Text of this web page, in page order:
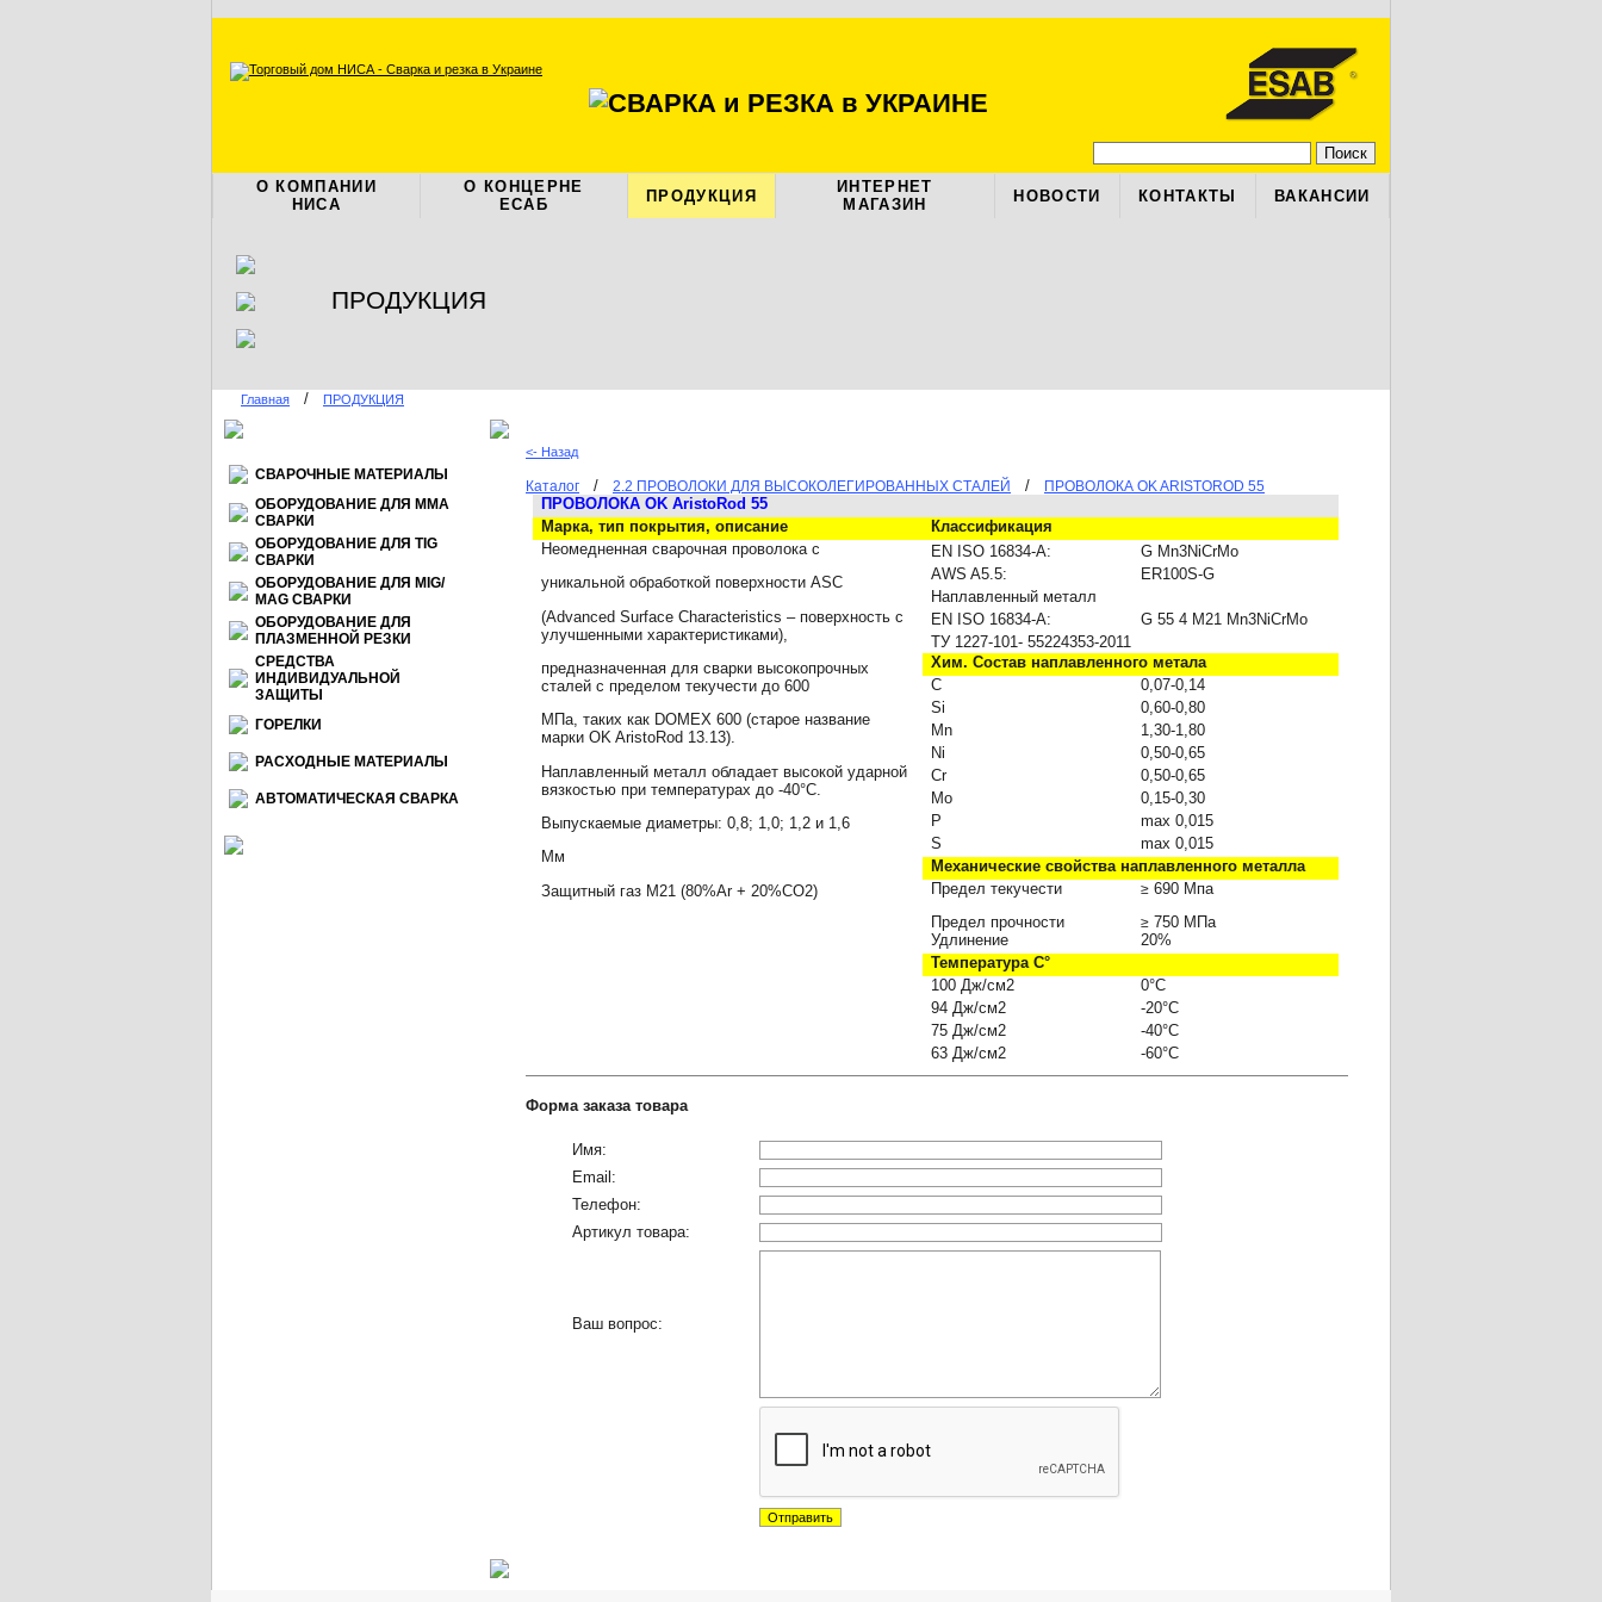
О КОМПАНИИ
НИСА
О КОНЦЕРНЕ
ЕСАБ
ПРОДУКЦИЯ
ИНТЕРНЕТ
МАГАЗИН
НОВОСТИ КОНТАКТЫ ВАКАНСИИ
ПРОДУКЦИЯ
Главная / ПРОДУКЦИЯ
СВАРОЧНЫЕ МАТЕРИАЛЫ
ОБОРУДОВАНИЕ ДЛЯ ММА
СВАРКИ
ОБОРУДОВАНИЕ ДЛЯ TIG
СВАРКИ
ОБОРУДОВАНИЕ ДЛЯ МIG/
МАG СВАРКИ
ОБОРУДОВАНИЕ ДЛЯ
ПЛАЗМЕННОЙ РЕЗКИ
СРЕДСТВА
ИНДИВИДУАЛЬНОЙ
ЗАЩИТЫ
ГОРЕЛКИ
РАСХОДНЫЕ МАТЕРИАЛЫ
АВТОМАТИЧЕСКАЯ СВАРКА
<- Назад
Каталог / 2.2 ПРОВОЛОКИ ДЛЯ ВЫСОКОЛЕГИРОВАННЫХ СТАЛЕЙ / ПРОВОЛОКА OK ARISTOROD 55
ПРОВОЛОКА OK AristoRod 55
Марка, тип покрытия, описание
Классификация
Неомедненная сварочная проволока с
уникальной обработкой поверхности ASC
(Advanced Surface Characteristics – поверхность с
улучшенными характеристиками),
предназначенная для сварки высокопрочных
сталей с пределом текучести до 600
МПа, таких как DOMEX 600 (старое название
марки OK AristoRod 13.13).
Наплавленный металл обладает высокой ударной
вязкостью при температурах до -40°С.
Выпускаемые диаметры: 0,8; 1,0; 1,2 и 1,6
Мм
Защитный газ M21 (80%Ar+ 20%CO2)
EN ISO 16834-A:
G Mn3NiCrMo
AWS A5.5:
ER100S-G
Наплавленный металл
EN ISO16834-A:
G 55 4 M21 Mn3NiCrMo
ТУ 1227-101- 55224353-2011
Хим. Состав наплавленного метала
С
0,07-0,14
Si
0,60-0,80
Mn
1,30-1,80
Ni
0,50-0,65
Cr
0,50-0,65
Mo
0,15-0,30
P
max 0,015
S
max 0,015
Механические свойства наплавленного металла
Предел текучести
Предел прочности
≥690Мпа
≥750МПа
Удлинение
20%
Температура С°
100Дж/см2
0°С
94 Дж/см2
-20°С
75 Дж/см2
-40°С
63 Дж/см2
-60°С
Форма заказа товара
Имя:
Email:
Телефон:
Артикул товара:
Ваш вопрос: